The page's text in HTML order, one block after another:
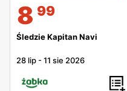
8 99
Śledzie Kapitan Navi
28 lip -11 sie 2026